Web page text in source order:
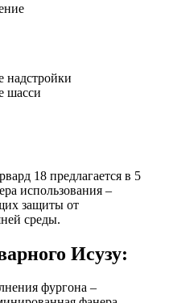
надстройки
шасси
18 предлагается в 5
использования –
защиты от
среды.
Исузу:
фургона –